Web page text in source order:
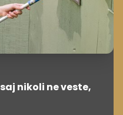
nikoli ne veste,